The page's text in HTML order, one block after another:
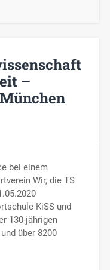
–
bei einem
Wir, die TS
KiSS und
130-jährigen
über 8200